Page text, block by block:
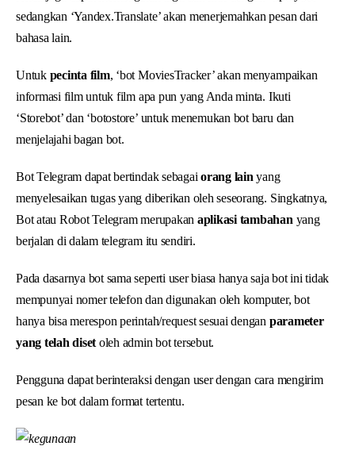
sedangkan ‘Yandex.Translate’ akan menerjemahkan pesan dari
bahasa lain.
Untuk pecinta film, ‘bot MoviesTracker’ akan menyampaikan
informasi film untuk film apa pun yang Anda minta. Ikuti
‘Storebot’ dan ‘botostore’ untuk menemukan bot baru dan
menjelajahi bagan bot.
Bot Telegram dapat bertindak sebagaiorang lain yang
menyelesaikan tugas yang diberikan oleh seseorang. Singkatnya,
Bot atau Robot Telegram merupakan aplikasi tambahan yang
berjalan di dalam telegram itu sendiri.
Pada dasarnya bot sama seperti user biasa hanya saja bot ini tidak
mempunyai nomer telefon dan digunakan oleh komputer, bot
hanya bisa merespon perintah/request sesuai dengan parameter
yang telah diset oleh admin bot tersebut.
Pengguna dapat berinteraksi dengan user dengan cara mengirim
pesan ke bot dalam format tertentu.